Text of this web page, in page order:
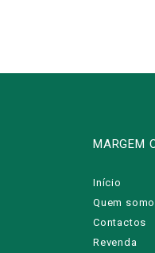
MARGEM
Início
Quem
Contactos
Revenda